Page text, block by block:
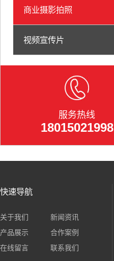
商业摄影拍照
视频宣传片
服务热线
18015021998
快速导航
关于我们
新闻资讯
产品展示
合作案例
在线留言
联系我们